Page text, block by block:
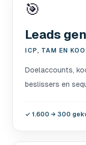
🎯
Leads
ICP, TAM EN
Doelaccounts,
beslissers en
✓ 1.600 → 300